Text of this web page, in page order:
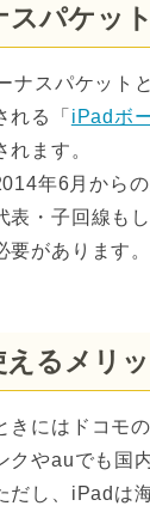
スパケッ
ナスパケット
れる「 iPadボ
れます。
年6月から
表・子回線も
要があります。
るメリ
きにはドコモ
クやauでも国
だし、iPadは